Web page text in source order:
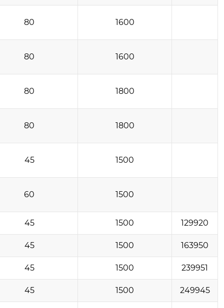
80 1600
80 1600
80 1800
80 1800
45 1500
60 1500
45 1500 129920
45 1500 163950
45 1500 239951
45 1500 249945